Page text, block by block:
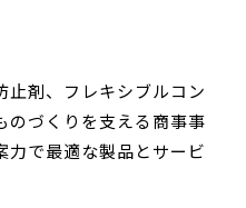
止剤、フレキシブルコン
のづくりを支える商事事
力で最適な製品とサービ